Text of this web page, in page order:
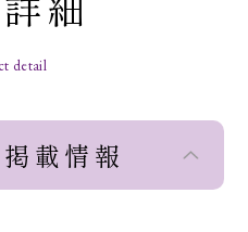
detail
載情報